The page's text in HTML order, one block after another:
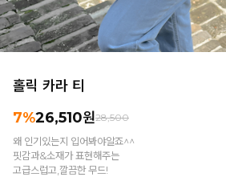
홀릭 카라 티
7%26,510원28,500
왜 인기있는지 입어봐야알죠^^
핏감과&소재가 표현해주는
고급스럽고,깔끔한 무드!